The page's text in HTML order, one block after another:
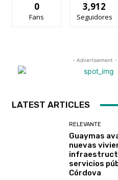
0
Fans
3,912
Seguidores
- Advertisement -
LATEST ARTICLES
RELEVANTE
Guaymas
nuevas
servicios
Córdova